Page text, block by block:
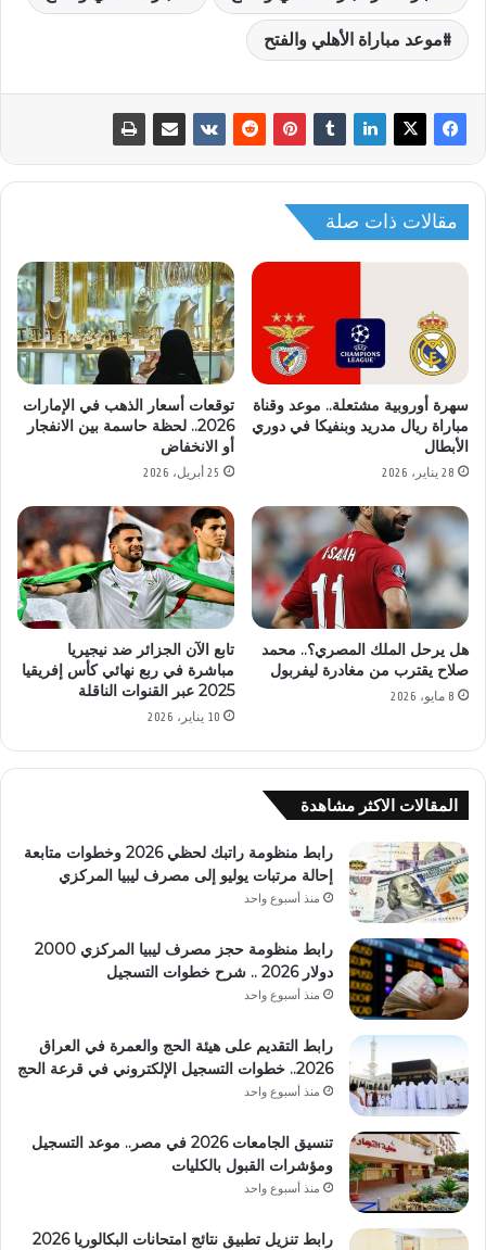
موعد مباراة الأهلي والفتح
مقالات ذات صلة
سهرة أوروبية مشتعلة.. موعد وقناة
مباراة ريال مدريد وبنفيكا في دوري
الأبطال
28 يناير، 2026
توقعات أسعار الذهب في الإمارات
2026.. لحظة حاسمة بين الانفجار
أو الانخفاض
25 أبريل، 2026
هل يرحل الملك المصري؟.. محمد
صلاح يقترب من مغادرة ليفربول
8 مايو، 2026
تابع الآن الجزائر ضد نيجيريا
مباشرة في ربع نهائي كأس إفريقيا
2025 عبر القنوات الناقلة
10 يناير، 2026
المقالات الاكثر مشاهدة
رابط منظومة راتبك لحظي 2026 وخطوات متابعة
إحالة مرتبات يوليو إلى مصرف ليبيا المركزي
منذ أسبوع واحد
رابط منظومة حجز مصرف ليبيا المركزي 2000
دولار 2026 .. شرح خطوات التسجيل
منذ أسبوع واحد
رابط التقديم على هيئة الحج والعمرة في العراق
2026.. خطوات التسجيل الإلكتروني في قرعة الحج
منذ أسبوع واحد
تنسيق الجامعات 2026 في مصر.. موعد التسجيل
ومؤشرات القبول بالكليات
منذ أسبوع واحد
رابط تنزيل تطبيق نتائج امتحانات البكالوريا 2026